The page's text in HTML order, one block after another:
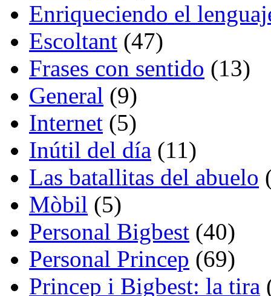
Enriqueciendo el
Escoltant (47)
Frases con sentido (13)
General (9)
Internet (5)
Inútil del día (11)
Las batallitas del abuelo
Mòbil (5)
Personal Bigbest (40)
Personal Princep (69)
Princep i Bigbest: la tira